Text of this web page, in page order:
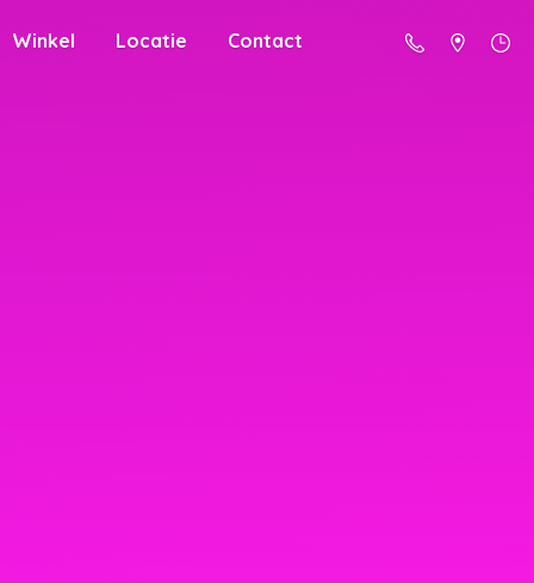
Winkel Locatie Contact